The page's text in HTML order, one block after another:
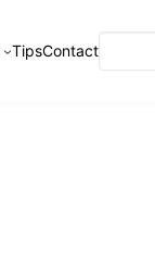
TipsContactSearch